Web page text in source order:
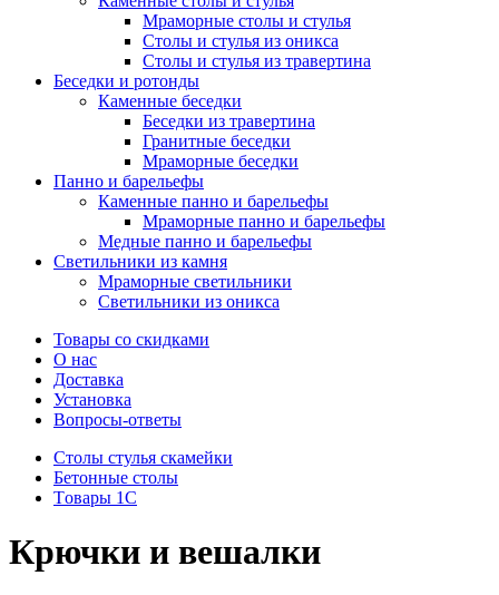
Мраморные столы и стулья
Столы и стулья из оникса
Столы и стулья из травертина
Беседки и ротонды
Каменные беседки
Беседки из травертина
Гранитные беседки
Мраморные беседки
Панно и барельефы
Каменные панно и барельефы
Мраморные панно и барельефы
Медные панно и барельефы
Светильники из камня
Мраморные светильники
Светильники из оникса
Товары со скидками
О нас
Доставка
Установка
Вопросы-ответы
Столы стулья скамейки
Бетонные столы
Tовары 1C
Крючки и вешалки